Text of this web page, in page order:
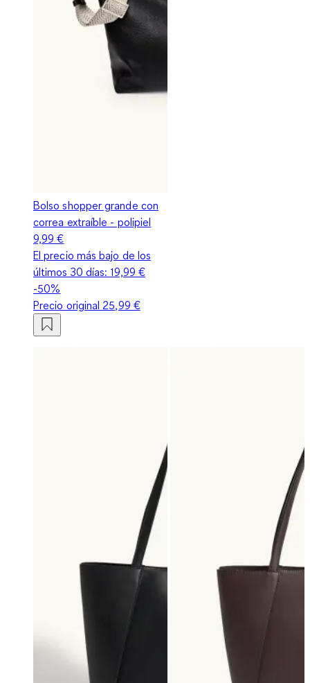
Bolso shopper grande con
correa extraíble - polipiel
9,99 €
El precio más bajo de los
últimos 30 días:19,99 €
-50%
Precio original 25,99 €